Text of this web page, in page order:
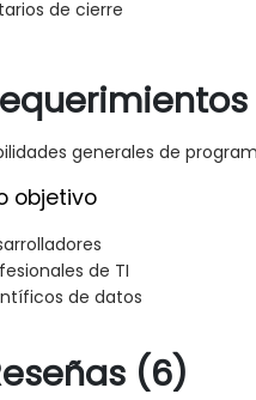
de cierre
generales de
objetivo
de TI
de datos
(6)